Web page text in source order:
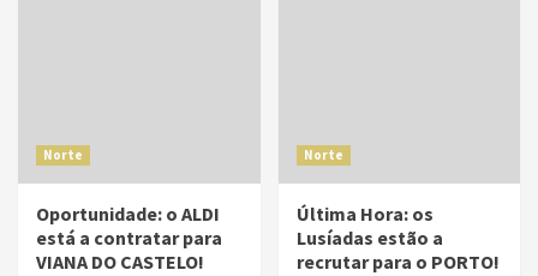
Norte
Oportunidade: o ALDI
está a contratar para
VIANA DO CASTELO!
Norte
Última Hora: os
Lusíadas estão a
recrutar para o PORTO!